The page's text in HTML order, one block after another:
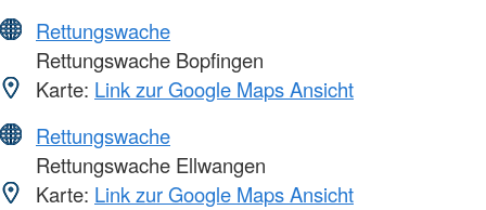
Rettungswache
Rettungswache Bopfingen
Karte: Link zur Google Maps Ansicht
Rettungswache
Rettungswache Ellwangen
Karte: Link zur Google Maps Ansicht